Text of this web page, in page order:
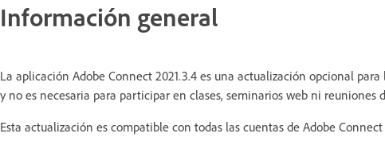
Información general
La aplicación Adobe Connect 2021.3.4 es una actualización opcional
y no es necesaria para participar en clases, seminarios web ni reuniones
Esta actualización es compatible con todas las cuentas de Adobe Connect